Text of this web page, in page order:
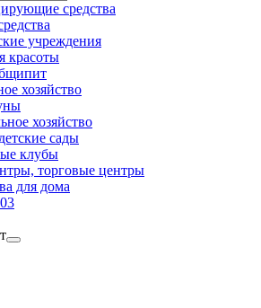
средства
учреждения
красоты
хозяйство
хозяйство
сады
клубы
торговые центры
для дома